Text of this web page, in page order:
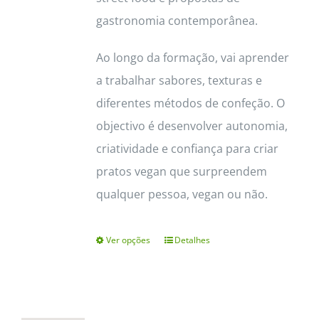
gastronomia contemporânea.
Ao longo da formação, vai aprender
a trabalhar sabores, texturas e
diferentes métodos de confeção. O
objectivo é desenvolver autonomia,
criatividade e confiança para criar
pratos vegan que surpreendem
qualquer pessoa, vegan ou não.
Ver opções
ThisDetalhes